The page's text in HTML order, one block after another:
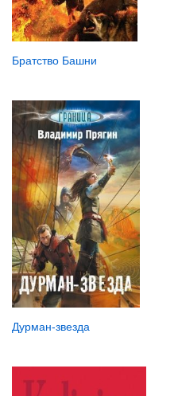
Братство Башни
Дурман-звезда